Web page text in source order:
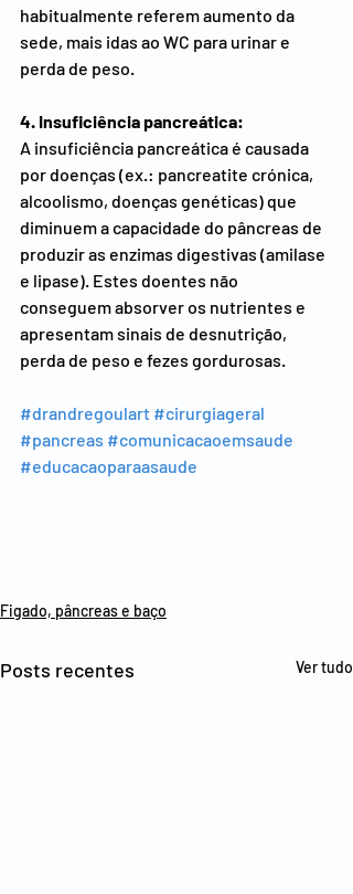
habitualmente referem aumento da
sede, mais idas ao WC para urinar e
perda de peso.
4. Insuficiência pancreática:
A insuficiência pancreática é causada
por doenças (ex.: pancreatite crónica,
alcoolismo, doenças genéticas) que
diminuem a capacidade do pâncreas de
produzir as enzimas digestivas (amilase
e lipase). Estes doentes não
conseguem absorver os nutrientes e
apresentam sinais de desnutrição,
perda de peso e fezes gordurosas.
#drandregoulart #cirurgiageral
#pancreas #comunicacaoemsaude
#educacaoparaasaude
Figado, pâncreas e baço
Posts recentes Ver tudo